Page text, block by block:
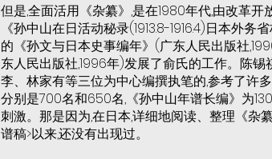
但是,全面活用《杂纂》,是在1980年代,由改革
《孙中山在日活动秘录(1913.8-1916.4)日本外
的《孙文与日本史事编年》(广东人民出版社
东人民出版社,1996年)发展了俞氏的工作。陈锡
李、林家有等三位为中心编撰执笔的,参考了许
分别是700名和650名,《孙中山年谱长编》为
刺激。那是因为,在日本,详细地阅读、整理《杂
谱稿>以来,还没有出现过。